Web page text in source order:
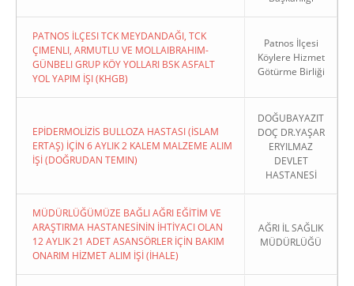
PATNOS İLÇESI TCK MEYDANDAĞI, TCK
ÇIMENLI, ARMUTLU VE MOLLAIBRAHIM-
GÜNBELI GRUP KÖY YOLLARI BSK ASFALT
YOL YAPIM İŞI (KHGB)
Patnos İlçesi
Köylere Hizmet
Götürme Birliği
EPİDERMOLİZİS BULLOZA HASTASI (İSLAM
ERTAŞ) İÇİN 6 AYLIK 2 KALEM MALZEME ALIM
İŞİ (DOĞRUDAN TEMIN)
DOĞUBAYAZIT
DOÇ DR.YAŞAR
ERYILMAZ
DEVLET
HASTANESİ
MÜDÜRLÜĞÜMÜZE BAĞLI AĞRI EĞİTİM VE
ARAŞTIRMA HASTANESİNİN İHTİYACI OLAN
12 AYLIK 21 ADET ASANSÖRLER İÇİN BAKIM
ONARIM HİZMET ALIM İŞİ (İHALE)
AĞRI İL SAĞLIK
MÜDÜRLÜĞÜ